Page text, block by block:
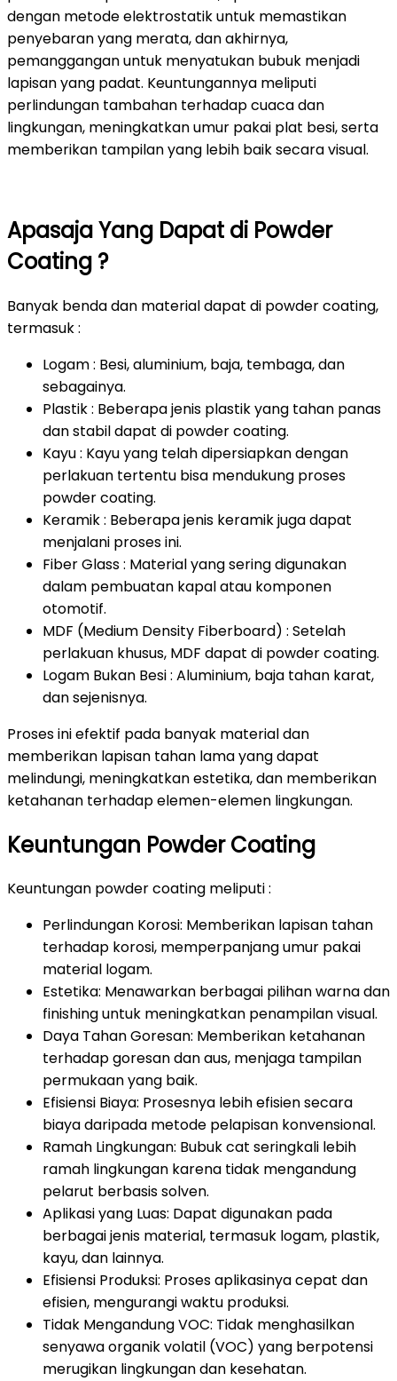
dengan metode elektrostatik untuk memastikan
penyebaran yang merata, dan akhirnya,
pemanggangan untuk menyatukan bubuk menjadi
lapisan yang padat. Keuntungannya meliputi
perlindungan tambahan terhadap cuaca dan
lingkungan, meningkatkan umur pakai plat besi, serta
memberikan tampilan yang lebih baik secara visual.
Apasaja Yang Dapat di Powder
Coating ?
Banyak benda dan material dapat di powder coating,
termasuk :
Logam : Besi, aluminium, baja, tembaga, dan
sebagainya.
Plastik : Beberapa jenis plastik yang tahan panas
dan stabil dapat di powder coating.
Kayu : Kayu yang telah dipersiapkan dengan
perlakuan tertentu bisa mendukung proses
powder coating.
Keramik : Beberapa jenis keramik juga dapat
menjalani proses ini.
Fiber Glass : Material yang sering digunakan
dalam pembuatan kapal atau komponen
otomotif.
MDF (Medium Density Fiberboard) : Setelah
perlakuan khusus, MDF dapat di powder coating.
Logam Bukan Besi : Aluminium, baja tahan karat,
dan sejenisnya.
Proses ini efektif pada banyak material dan
memberikan lapisan tahan lama yang dapat
melindungi, meningkatkan estetika, dan memberikan
ketahanan terhadap elemen-elemen lingkungan.
Keuntungan Powder Coating
Keuntungan powder coating meliputi :
Perlindungan Korosi: Memberikan lapisan tahan
terhadap korosi, memperpanjang umur pakai
material logam.
Estetika: Menawarkan berbagai pilihan warna dan
finishing untuk meningkatkan penampilan visual.
Daya Tahan Goresan: Memberikan ketahanan
terhadap goresan dan aus, menjaga tampilan
permukaan yang baik.
Efisiensi Biaya: Prosesnya lebih efisien secara
biaya daripada metode pelapisan konvensional.
Ramah Lingkungan: Bubuk cat seringkali lebih
ramah lingkungan karena tidak mengandung
pelarut berbasis solven.
Aplikasi yang Luas: Dapat digunakan pada
berbagai jenis material, termasuk logam, plastik,
kayu, dan lainnya.
Efisiensi Produksi: Proses aplikasinya cepat dan
efisien, mengurangi waktu produksi.
Tidak Mengandung VOC: Tidak menghasilkan
senyawa organik volatil (VOC) yang berpotensi
merugikan lingkungan dan kesehatan.